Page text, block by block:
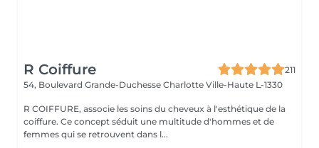
R Coiffure
211
54, Boulevard Grande-Duchesse Charlotte Ville-Haute L-1330
R COIFFURE, associe les soins du cheveux à l'esthétique de la
coiffure. Ce concept séduit une multitude d'hommes et de
femmes qui se retrouvent dans l...